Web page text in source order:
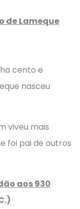
de Lameque
cento e
nasceu
viveu mais
foi pai de outros
aos 930